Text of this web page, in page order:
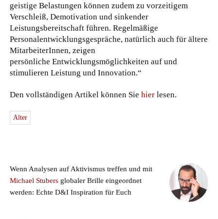
geistige Belastungen können zudem zu vorzeitigem
Verschleiß, Demotivation und sinkender
Leistungsbereitschaft führen. Regelmäßige
Personalentwicklungsgespräche, natürlich auch für ältere
MitarbeiterInnen, zeigen
persönliche Entwicklungsmöglichkeiten auf und
stimulieren Leistung und Innovation.“
Den vollständigen Artikel können Sie hier lesen.
Alter
Wenn Analysen auf Aktivismus treffen und mit
Michael Stubers globaler Brille eingeordnet
werden: Echte D&I Inspiration für Euch